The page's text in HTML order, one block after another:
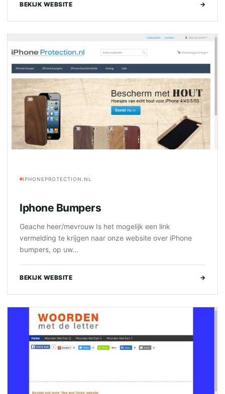
BEKIJK WEBSITE →
IPHONEPROTECTION.NL
Iphone Bumpers
Geache heer/mevrouw Is het mogelijk een link
vermelding te krijgen naar onze website over iPhone
bumpers, op uw...
BEKIJK WEBSITE →